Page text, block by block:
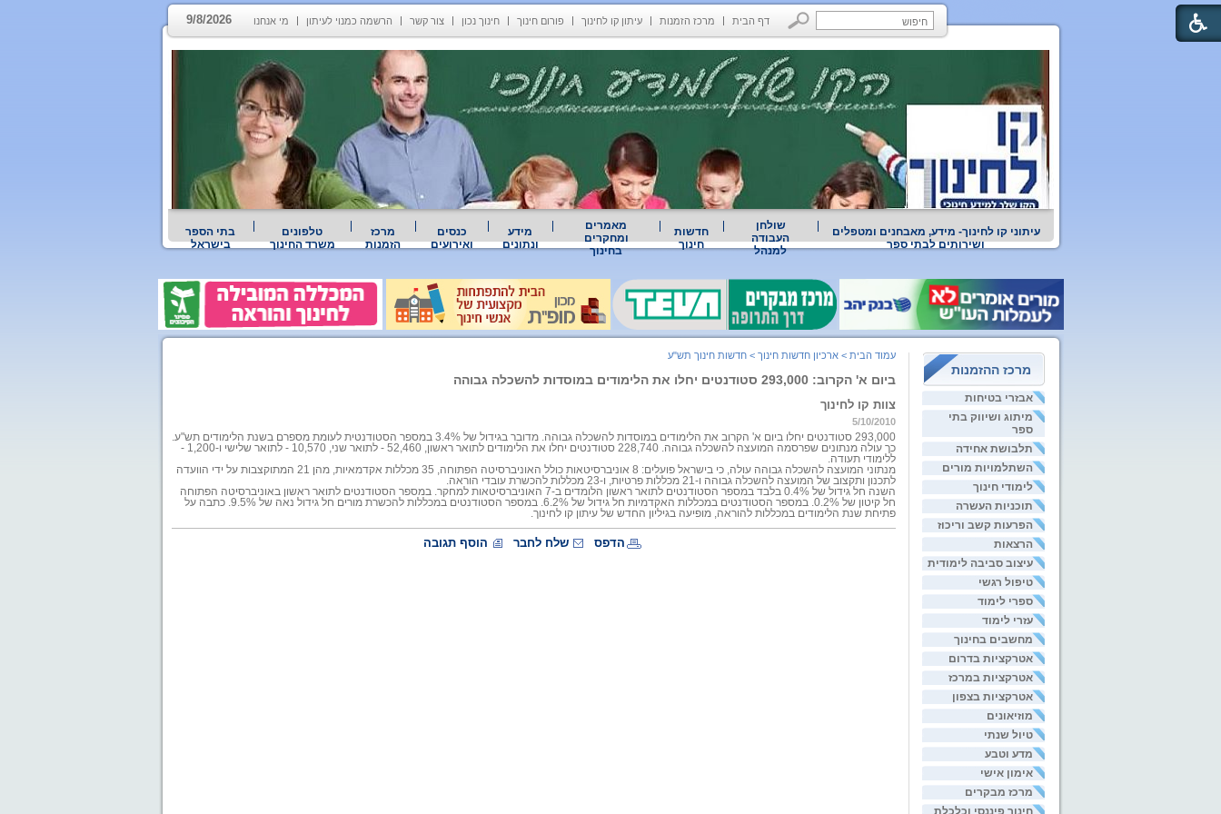
דף הבית מרכז הזמנות עיתון קו לחינוך פורום חינוך חינוך נכון צור קשר הרשמה כמנוי לעיתון מי אנחנו 9/8/2026
עיתוני קו לחינוך- מידע, מאבחנים ומטפלים
ושירותים לבתי ספר
שולחן
העבודה
למנהל
חדשות
חינוך
מאמרים
ומחקרים
בחינוך
מידע
ונתונים
כנסים
ואירועים
מרכז
הזמנות
טלפונים
משרד החינוך
בתי הספר
בישראל
מרכז ההזמנות
אבזרי בטיחות
מיתוג ושיווק בתי
ספר
תלבושת אחידה
השתלמויות מורים
לימודי חינוך
תוכניות העשרה
הפרעות קשב וריכוז
הרצאות
עיצוב סביבה לימודית
טיפול רגשי
ספרי לימוד
עזרי לימוד
מחשבים בחינוך
אטרקציות בדרום
אטרקציות במרכז
אטרקציות בצפון
מוזיאונים
טיול שנתי
מדע וטבע
אימון אישי
מרכז מבקרים
חינוך פיננסי וכלכלת
עמוד הבית > ארכיון חדשות חינוך > חדשות חינוך תש"ע
ביום א' הקרוב: 293,000 סטודנטים יחלו את הלימודים במוסדות להשכלה גבוהה
צוות קו לחינוך
5/10/2010
293,000 סטודנטים יחלו ביום א' הקרוב את הלימודים במוסדות להשכלה גבוהה. מדובר בגידול של 3.4% במספר הסטודנטית לעומת מספרם בשנת הלימודים תש"ע.
כך עולה מנתונים שפרסמה המועצה להשכלה גבוהה. 228,740 סטודנטים יחלו את הלימודים לתואר ראשון, 52,460 - לתואר שני, 10,570 - לתואר שלישי ו-1,200 -
ללימודי תעודה.
מנתוני המועצה להשכלה גבוהה עולה, כי בישראל פועלים: 8 אוניברסיטאות כולל האוניברסיטה הפתוחה, 35 מכללות אקדמאיות, מהן 21 המתוקצבות על ידי הוועדה
לתכנון ותקצוב של המועצה להשכלה גבוהה ו-21 מכללות פרטיות, ו-23 מכללות להכשרת עובדי הוראה.
השנה חל גידול של 0.4% בלבד במספר הסטודנטים לתואר ראשון הלומדים ב-7 האוניברסיטאות למחקר. במספר הסטודנטים לתואר ראשון באוניברסיטה הפתוחה
חל קיטון של 0.2%. במספר הסטודנטים במכללות האקדמיות חל גידול של 6.2%. במספר הסטודנטים במכללות להכשרת מורים חל גידול נאה של 9.5%. כתבה על
פתיחת שנת הלימודים במכללות להוראה, מופיעה בגיליון החדש של עיתון קו לחינוך.
הדפס שלח לחבר הוסף תגובה